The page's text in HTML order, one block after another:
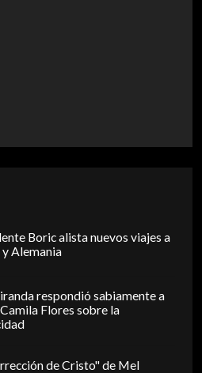
Boric alista nuevos viajes a
Alemania
respondió sabiamente a
Flores sobre la
de Cristo" de Mel